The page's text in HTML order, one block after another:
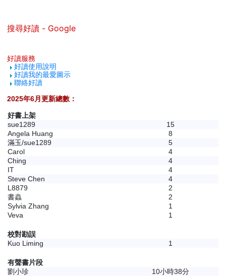
搜尋好讀 - Google
好讀服務
好讀使用說明
好讀我的最愛圖示
聯絡好讀
2025年6月更新總數：
好書上架
sue1289
15
Angela Huang
8
滿玉/sue1289
5
Carol
4
Ching
4
IT
4
Steve Chen
4
L8879
2
書蟲
2
Sylvia Zhang
1
Veva
1
校對勘誤
Kuo Liming
1
有聲書片段
劉小珍
10小時38分